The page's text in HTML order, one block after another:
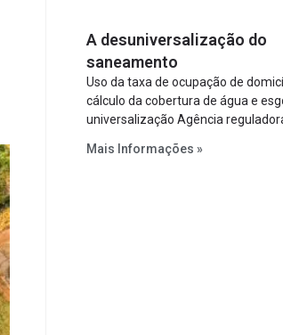
papel regulador da Agência
e Saneamento Básico (ANA) e criar
mecanismos voltados à segurança
contratos.
A desuniversalização do
saneamento
Uso da taxa de ocupação de
cálculo da cobertura de água e
universalização Agência
de variável demográfica.
Mais Informações »